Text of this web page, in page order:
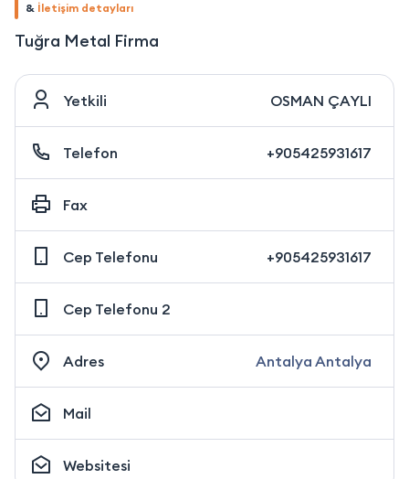
& İletişim detayları
Tuğra Metal Firma
Yetkili OSMAN ÇAYLI
Telefon +905425931617
Fax
Cep Telefonu +905425931617
Cep Telefonu 2
Adres Antalya Antalya
Mail
Websitesi